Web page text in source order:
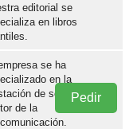
Pedir
editorial se
en libros
Error loading: "https://www.idiomaspc.com/curso-aprender-turco-negocios/audio/219556.mp3"
se ha
en la
de servicios en el
de la